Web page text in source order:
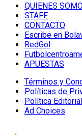
QUIENES
STAFF
CONTACTO
Escribe en
RedGol
APUESTAS
Términos y
Políticas de
Política Editorial
Ad Choices